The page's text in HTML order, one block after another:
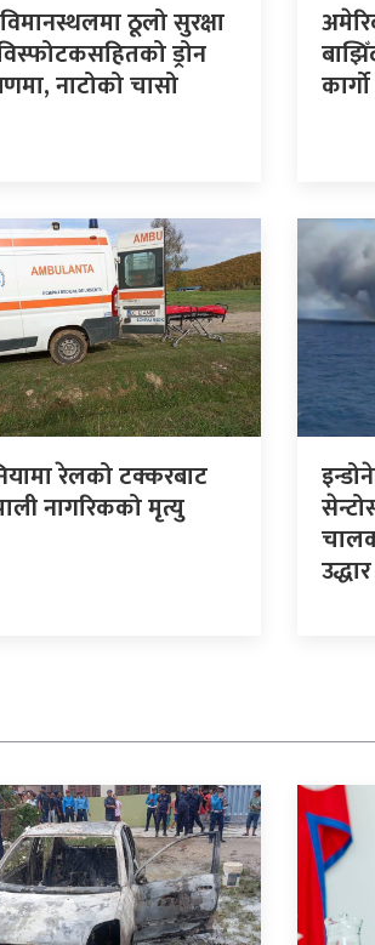
ठूलो सुरक्षा
ड्रोन
नाटोको चासो
रेलको टक्करबाट
नागरिकको मृत्यु
उद्धार